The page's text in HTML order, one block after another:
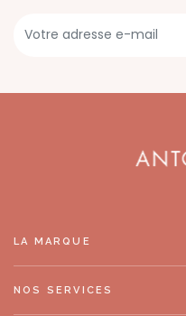
LA MARQUE
NOS SERVICES